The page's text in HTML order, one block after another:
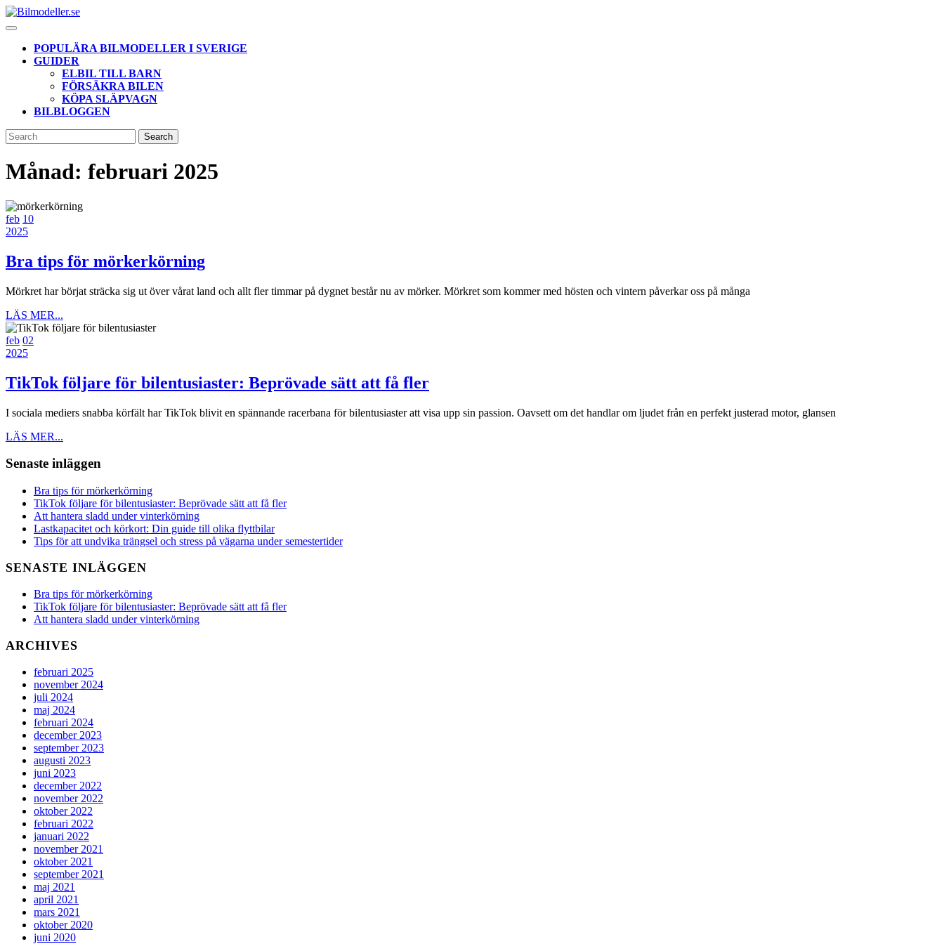
Skip
to
Open
ButtonPOPULÄRA BILMODELLER I SVERIGE
GUIDER
ELBIL TILL BARN
FÖRSÄKRA BILEN
KÖPA SLÄPVAGN
BILBLOGGEN
CLOSE
BUTTON
Search
for:
Månad: februari 2025
feb10
februari,
1010
202510
2025
Bra tips för mörkerkörningBra
för
Mörkret har börjat sträcka sig ut över vårat land och allt fler timmar på dygnet består nu av mörker. Mörkret som kommer med hösten och vintern påverkar oss på många
LÄS MER...
MER...
feb2
februari,
02
20252
2025
TikTok följare för bilentusiaster: Beprövade sätt att få flerTikTok
för
I sociala mediers snabba körfält har TikTok blivit en spännande racerbana för bilentusiaster att visa upp sin passion. Oavsett om det handlar om ljudet från en perfekt justerad motor, glansen
LÄS MER...
Senaste inläggen
Bra tips för mörkerkörning
TikTok följare för bilentusiaster: Beprövade sätt att få fler
Att hantera sladd under vinterkörning
Lastkapacitet och körkort: Din guide till olika flyttbilar
Tips för att undvika trängsel och stress på vägarna under semestertider
SENASTE INLÄGGEN
Bra tips för mörkerkörning
TikTok följare för bilentusiaster: Beprövade sätt att få fler
Att hantera sladd under vinterkörning
ARCHIVES
februari 2025
november 2024
juli 2024
maj 2024
februari 2024
december 2023
september 2023
augusti 2023
juni 2023
december 2022
november 2022
oktober 2022
februari 2022
januari 2022
november 2021
oktober 2021
september 2021
maj 2021
april 2021
mars 2021
oktober 2020
juni 2020